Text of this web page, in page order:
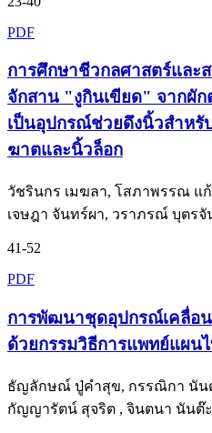
PDF
การศึกษาชีวกลศาสตร์และ
จักสาน "งูกินเขียด" จากผัก
เป็นอุปกรณ์ช่วยดึงนิ้วสำห
ฆาตและนิ้วล็อก
วัชรินกร เมฆลา, โสภาพรรณ แ
เจษฎา จันทร์ผา, วราภรณ์ บุตร
41-52
PDF
การพัฒนาชุดอุปกรณ์เคลื่อ
ด้วยกรรมวิธีการแพทย์แผน
ธัญลักษณ์ ปู่คำสุข, กรรณิกา นัน
กัญญารัตน์ สุจริต , จินตนา นันต๊ะ